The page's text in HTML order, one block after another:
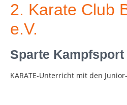
2. Karate Club
e.V.
Sparte Kampfsport
KARATE-Unterricht mit den